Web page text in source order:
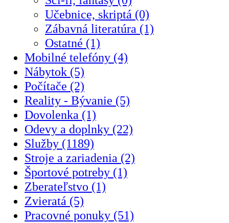
Učebnice, skriptá (0)
Zábavná literatúra (1)
Ostatné (1)
Mobilné telefóny (4)
Nábytok (5)
Počítače (2)
Reality - Bývanie (5)
Dovolenka (1)
Odevy a doplnky (22)
Služby (1189)
Stroje a zariadenia (2)
Športové potreby (1)
Zberateľstvo (1)
Zvieratá (5)
Pracovné ponuky (51)